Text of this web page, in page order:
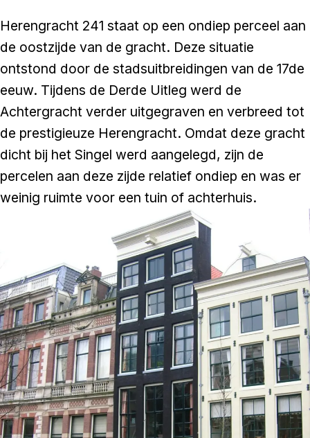
Herengracht 241 staat op een ondiep perceel aan
de oostzijde van de gracht. Deze situatie
ontstond door de stadsuitbreidingen van de 17de
eeuw. Tijdens de Derde Uitleg werd de
Achtergracht verder uitgegraven en verbreed tot
de prestigieuze Herengracht. Omdat deze gracht
dicht bij het Singel werd aangelegd, zijn de
percelen aan deze zijde relatief ondiep en was er
weinig ruimte voor een tuin of achterhuis.